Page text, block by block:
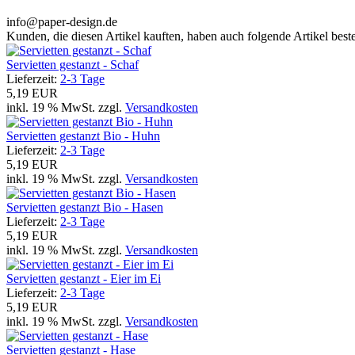
info@paper-design.de
Kunden, die diesen Artikel kauften, haben auch folgende Artikel
Servietten gestanzt - Schaf
Lieferzeit: 2-3 Tage
5,19 EUR
inkl. 19 % MwSt. zzgl. Versandkosten
Servietten gestanzt Bio - Huhn
Lieferzeit: 2-3 Tage
5,19 EUR
inkl. 19 % MwSt. zzgl. Versandkosten
Servietten gestanzt Bio - Hasen
Lieferzeit: 2-3 Tage
5,19 EUR
inkl. 19 % MwSt. zzgl. Versandkosten
Servietten gestanzt - Eier im Ei
Lieferzeit: 2-3 Tage
5,19 EUR
inkl. 19 % MwSt. zzgl. Versandkosten
Servietten gestanzt - Hase